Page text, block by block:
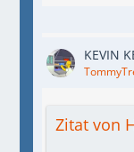
KEVIN
Zitat von